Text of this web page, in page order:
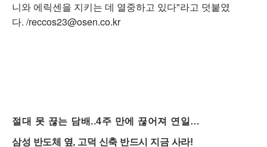
니와 에릭센을 지키는 데 열중하고 있다"라고 덧붙였
다. /reccos23@osen.co.kr